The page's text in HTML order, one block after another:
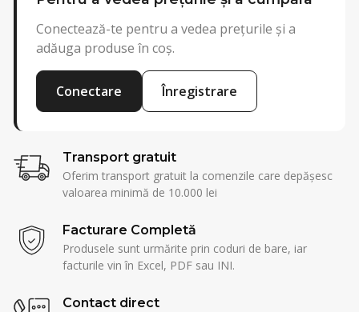
Conectează-te pentru a vedea prețurile și a
adăuga produse în coș.
Conectare Înregistrare
Transport gratuit
Oferim transport gratuit la comenzile care depășesc
valoarea minimă de 10.000 lei
Facturare Completă
Produsele sunt urmărite prin coduri de bare, iar
facturile vin în Excel, PDF sau INI.
Contact direct